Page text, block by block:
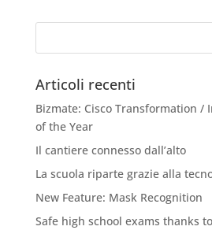
Articoli recenti
Bizmate: Cisco Transformation /
of the Year
Il cantiere connesso dall’alto
La scuola riparte grazie alla
New Feature: Mask Recognition
Safe high school exams thanks